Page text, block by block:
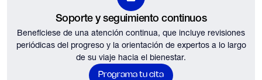
Soporte y seguimiento continuos
Benefíciese de una atención continua, que incluye revisiones
periódicas del progreso y la orientación de expertos a lo largo
de su viaje hacia el bienestar.
Programa tu cita